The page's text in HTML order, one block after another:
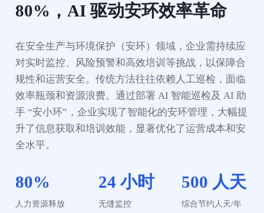
80%，AI 驱动安环效率革命
在安全生产与环境保护（安环）领域，企业需持续应
对实时监控、风险预警和高效培训等挑战，以保障合
规性和运营安全。传统方法往往依赖人工巡检，面临
效率瓶颈和资源浪费。通过部署 AI 智能巡检及 AI 助
手 “安小环”，企业实现了智能化的安环管理，大幅提
升了信息获取和培训效能，显著优化了运营成本和安
全水平。
80%
人力资源释放
24 小时
无缝监控
500 人天
综合节约人天/年